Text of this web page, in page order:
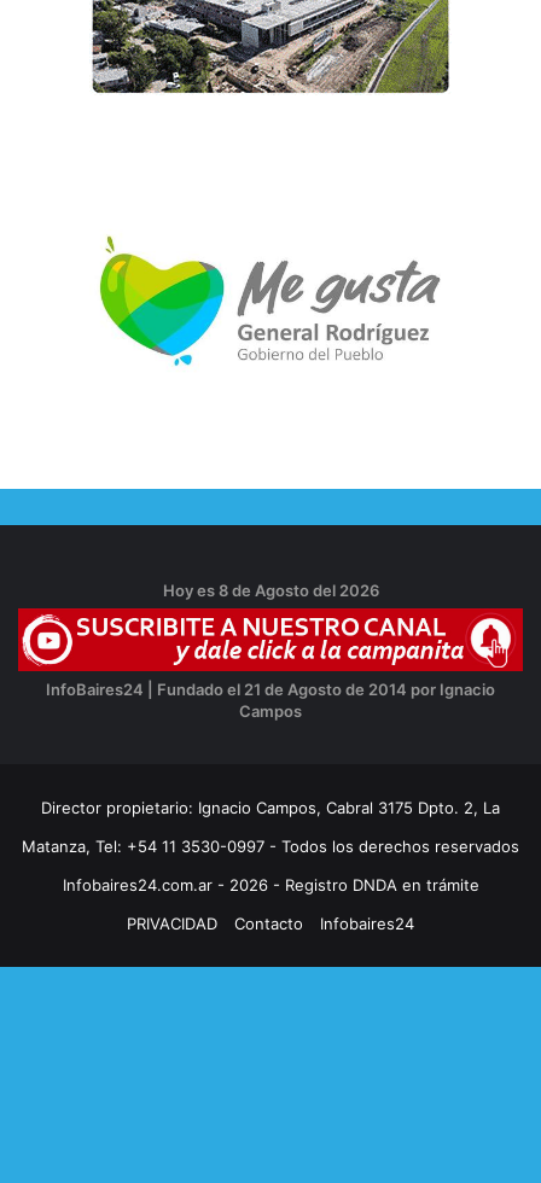
Hoy es 8 de Agosto del 2026
InfoBaires24 | Fundado el 21 de Agosto de 2014 por Ignacio
Campos
Director propietario: Ignacio Campos, Cabral 3175 Dpto. 2, La
Matanza, Tel: +54 11 3530-0997 - Todos los derechos reservados
Infobaires24.com.ar - 2026 - Registro DNDA en trámite
PRIVACIDAD
Contacto Infobaires24